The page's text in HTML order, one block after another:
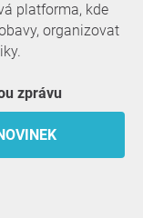
platforma, kde
organizovat
zprávu